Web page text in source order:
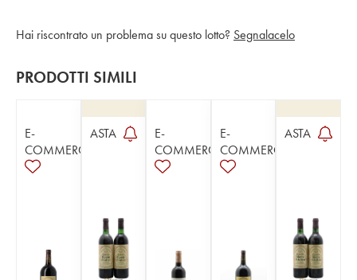
Hai riscontrato un problema su questo lotto? Segnalacelo
PRODOTTI SIMILI
E-
COMMERCE
ASTA
E-
COMMERCE
E-
COMMERCE
ASTA